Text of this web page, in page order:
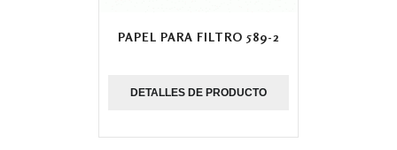
PAPEL PARA FILTRO 589-2
DETALLES DE PRODUCTO